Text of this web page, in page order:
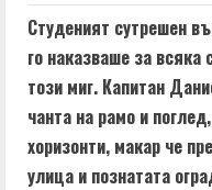
i
n
g
Студеният сутрешен
го наказваше за всяка
този миг. Капитан
чанта на рамо и
хоризонти, макар че
улица и познатата